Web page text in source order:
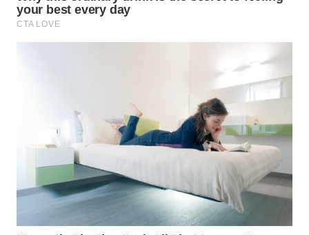
WAHANA
WAHANA
INFRASTRUKTUR
KONSUMEN
WAHANA